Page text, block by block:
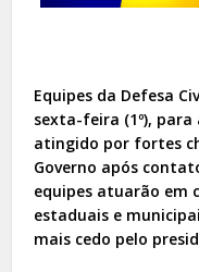
Equipes da Defesa
sexta-feira (1º),
atingido por fortes
Governo após
equipes atuarão em
estaduais e
mais cedo pelo